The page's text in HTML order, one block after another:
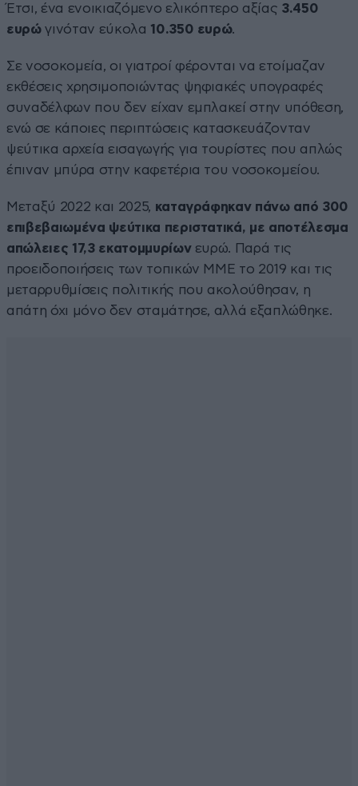
Έτσι, ένα ενοικιαζόμενο ελικόπτερο αξίας 3.450
ευρώγινόταν εύκολα 10.350 ευρώ.
Σε νοσοκομεία, οι γιατροί φέρονται να ετοίμαζαν
εκθέσεις χρησιμοποιώντας ψηφιακές υπογραφές
συναδέλφων που δεν είχαν εμπλακεί στην υπόθεση,
ενώ σε κάποιες περιπτώσεις κατασκευάζονταν
ψεύτικα αρχεία εισαγωγής για τουρίστες που απλώς
έπιναν μπύρα στην καφετέρια του νοσοκομείου.
Μεταξύ 2022 και 2025, καταγράφηκαν πάνω από 300
επιβεβαιωμένα ψεύτικα περιστατικά, με αποτέλεσμα
απώλειες 17,3 εκατομμυρίων ευρώ. Παρά τις
προειδοποιήσεις των τοπικών ΜΜΕ το 2019 και τις
μεταρρυθμίσεις πολιτικής που ακολούθησαν, η
απάτη όχι μόνο δεν σταμάτησε, αλλά εξαπλώθηκε.